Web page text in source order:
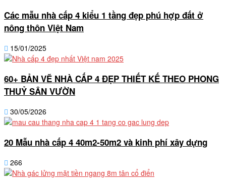
Các mẫu nhà cấp 4 kiểu 1 tầng đẹp phú hợp đất ở
nông thôn Việt Nam
15/01/2025
60+ BẢN VẼ NHÀ CẤP 4 ĐẸP THIẾT KẾ THEO PHONG
THUỶ SÂN VƯỜN
30/05/2026
20 Mẫu nhà cấp 4 40m2-50m2 và kinh phí xây dựng
266